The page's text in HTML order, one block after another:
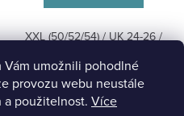
Vám umožnili pohodlné
provozu webu neustále
použitelnost. Více
XXL (50/52/54) / UK 24-26 /
Kód:03/09/25/03